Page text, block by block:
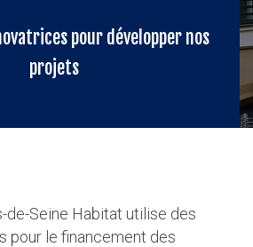
pour développer nos
projets
de-Seine Habitat utilise des
pour le financement des